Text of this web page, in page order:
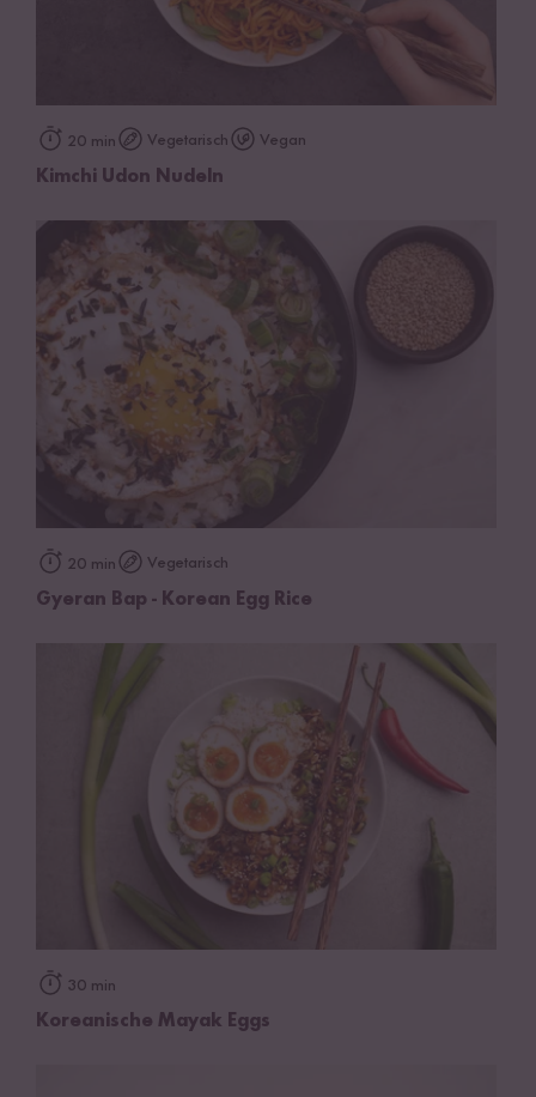
20 min Vegetarisch Vegan
Kimchi Udon Nudeln
20 min Vegetarisch
Gyeran Bap - Korean Egg Rice
30 min
Koreanische Mayak Eggs